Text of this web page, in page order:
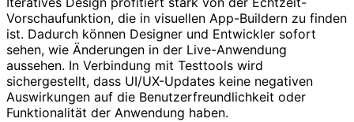
Vorschaufunktion, die in visuellen App-Buildern zu finden
ist. Dadurch können Designer und Entwickler sofort
sehen, wie Änderungen in der Live-Anwendung
aussehen. In Verbindung mit Testtools wird
sichergestellt, dass UI/UX-Updates keine negativen
Auswirkungen auf die Benutzerfreundlichkeit oder
Funktionalität der Anwendung haben.